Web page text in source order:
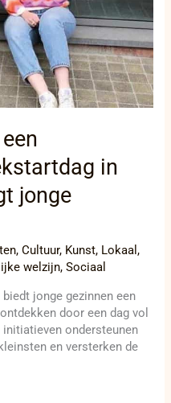
in
jonge
,Cultuur, Kunst, Lokaal,
welzijn,Sociaal
jonge gezinnen een
door een dag vol
ondersteunen
en versterken de